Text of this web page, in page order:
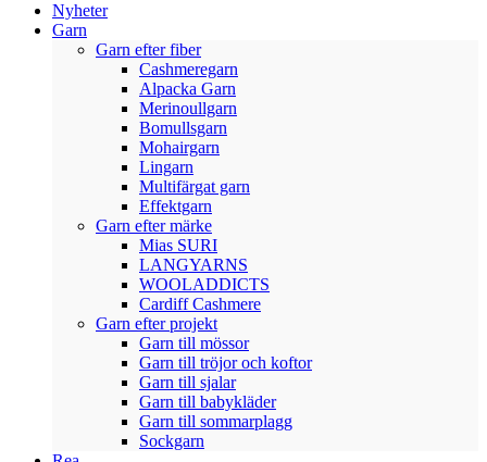
Nyheter
Garn
Garn efter fiber
Cashmeregarn
Alpacka Garn
Merinoullgarn
Bomullsgarn
Mohairgarn
Lingarn
Multifärgat garn
Effektgarn
Garn efter märke
Mias SURI
LANGYARNS
WOOLADDICTS
Cardiff Cashmere
Garn efter projekt
Garn till mössor
Garn till tröjor och koftor
Garn till sjalar
Garn till babykläder
Garn till sommarplagg
Sockgarn